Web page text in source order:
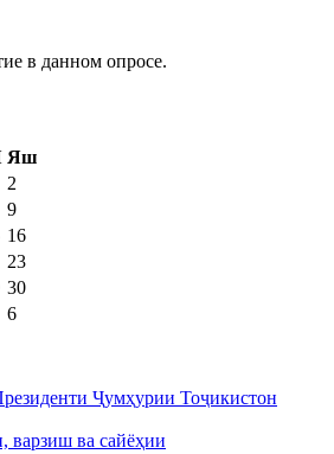
в данном опросе.
Яш
2
9
16
23
30
6
Ҷумҳурии Тоҷикистон
варзиш ва сайёҳии